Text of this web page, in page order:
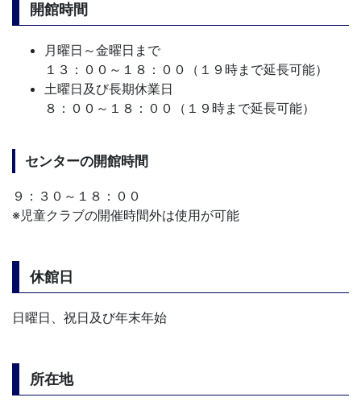
開館時間
月曜日～金曜日まで
１３：００～１８：００（１９時まで延長可能）
土曜日及び長期休業日
８：００～１８：００（１９時まで延長可能）
センターの開館時間
９：３０～１８：００
※児童クラブの開催時間外は使用が可能
休館日
日曜日、祝日及び年末年始
所在地